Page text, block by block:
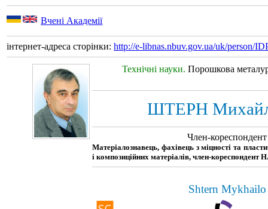
Вчені Академії
інтернет-адреса сторінки: http://e-libnas.nbuv.gov.ua/uk/person/
Технічні науки. Порошкова
ШТЕРН
Член-
Матеріалознавець, фахівець з міцності та
і композиційних матеріалів, член-кореспондент
Shtern